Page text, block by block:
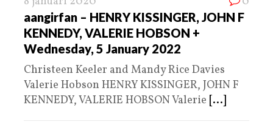
aangirfan – HENRY KISSINGER, JOHN F
KENNEDY, VALERIE HOBSON +
Wednesday, 5 January 2022
Christeen Keeler and Mandy Rice Davies
Valerie Hobson HENRY KISSINGER, JOHN F
KENNEDY, VALERIE HOBSON Valerie [...]